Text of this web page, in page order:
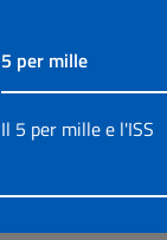
5 per mille
Il 5 per mille e l'ISS